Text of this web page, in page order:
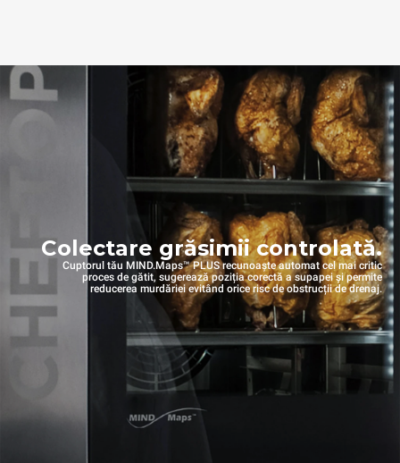
Colectare grăsimii controlată.
Cuptorul tău MIND.Maps™ PLUS recunoaște automat cel mai critic
proces de gătit, sugerează poziția corectă a supapei și permite
reducerea murdăriei evitând orice risc de obstrucții de drenaj.